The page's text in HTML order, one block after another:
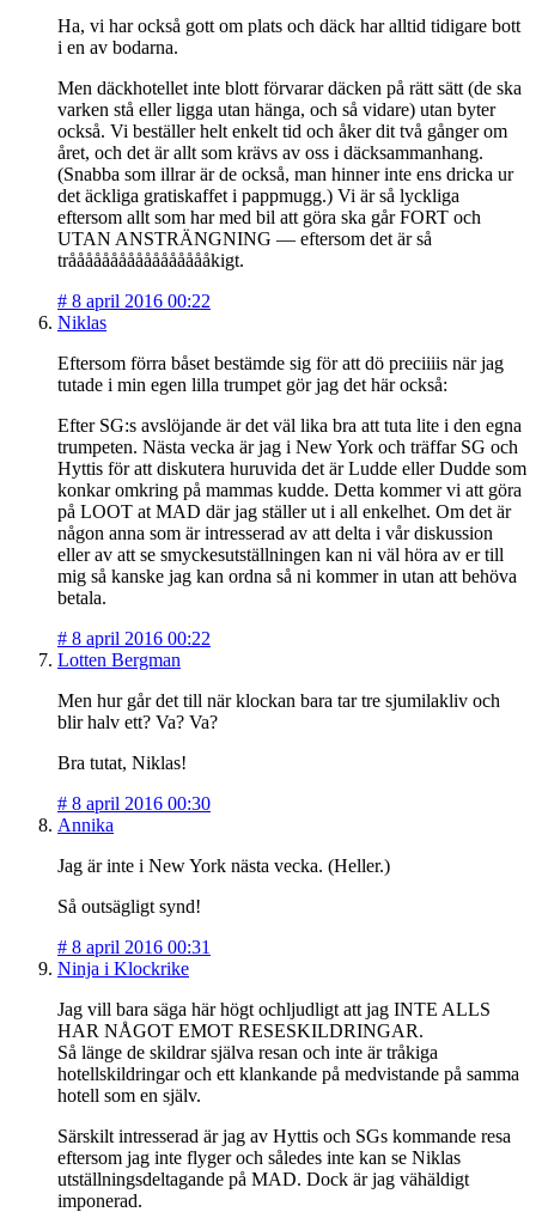
Ha, vi har också gott om plats och däck har alltid tidigare bott
i en av bodarna.
Men däckhotellet inte blott förvarar däcken på rätt sätt (de ska
varken stå eller ligga utan hänga, och så vidare) utan byter
också. Vi beställer helt enkelt tid och åker dit två gånger om
året, och det är allt som krävs av oss i däcksammanhang.
(Snabba som illrar är de också, man hinner inte ens dricka ur
det äckliga gratiskaffet i pappmugg.) Vi är så lyckliga
eftersom allt som har med bil att göra ska går FORT och
UTAN ANSTRÄNGNING — eftersom det är så
tråååååååååååååååååkigt.
# 8 april 2016 00:22
Niklas
Eftersom förra båset bestämde sig för att dö preciiiis när jag
tutade i min egen lilla trumpet gör jag det här också:
Efter SG:s avslöjande är det väl lika bra att tuta lite i den egna
trumpeten. Nästa vecka är jag i New York och träffar SG och
Hyttis för att diskutera huruvida det är Ludde eller Dudde som
konkar omkring på mammas kudde. Detta kommer vi att göra
på LOOT at MAD där jag ställer ut i all enkelhet. Om det är
någon anna som är intresserad av att delta i vår diskussion
eller av att se smyckesutställningen kan ni väl höra av er till
mig så kanske jag kan ordna så ni kommer in utan att behöva
betala.
# 8 april 2016 00:22
Lotten Bergman
Men hur går det till när klockan bara tar tre sjumilakliv och
blir halv ett? Va? Va?
Bra tutat, Niklas!
# 8 april 2016 00:30
Annika
Jag är inte i New York nästa vecka. (Heller.)
Så outsägligt synd!
# 8 april 2016 00:31
Ninja i Klockrike
Jag vill bara säga här högt ochljudligt att jag INTE ALLS
HAR NÅGOT EMOT RESESKILDRINGAR.
Så länge de skildrar själva resan och inte är tråkiga
hotellskildringar och ett klankande på medvistande på samma
hotell som en själv.
Särskilt intresserad är jag av Hyttis och SGs kommande resa
eftersom jag inte flyger och således inte kan se Niklas
utställningsdeltagande på MAD. Dock är jag vähäldigt
imponerad.